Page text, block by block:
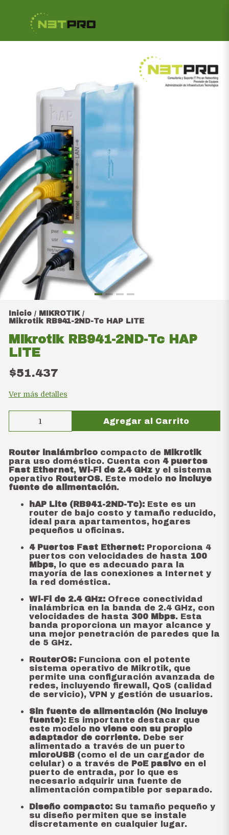
Inicio / MIKROTIK /
Mikrotik RB941-2ND-Tc HAP LITE
Mikrotik RB941-2ND-Tc HAP
LITE
$51.437
Ver más detalles
Agregar al Carrito
Router inalámbricocompacto de Mikrotik
para uso doméstico. Cuenta con 4 puertos
Fast Ethernet, Wi-Fi de 2.4 GHzy el sistema
operativo RouterOS. Este modelo no incluye
fuente de alimentación.
hAP Lite (RB941-2ND-Tc):Este es un
router de bajo costo y tamaño reducido,
ideal para apartamentos, hogares
pequeños u oficinas.
4 Puertos Fast Ethernet:Proporciona 4
puertos con velocidades de hasta 100
Mbps, lo que es adecuado para la
mayoría de las conexiones a Internet y
la red doméstica.
Wi-Fi de 2.4 GHz:Ofrece conectividad
inalámbrica en la banda de 2.4 GHz, con
velocidades de hasta 300 Mbps. Esta
banda proporciona un mayor alcance y
una mejor penetración de paredes que la
de 5 GHz.
RouterOS:Funciona con el potente
sistema operativo de Mikrotik, que
permite una configuración avanzada de
redes, incluyendo firewall, QoS (calidad
de servicio), VPN y gestión de usuarios.
Sin fuente de alimentación (No incluye
fuente):Es importante destacar que
este modelo no viene con su propio
adaptador de corriente. Debe ser
alimentado a través de un puerto
microUSB(como el de un cargador de
celular) o a través de PoE pasivoen el
puerto de entrada, por lo que es
necesario adquirir una fuente de
alimentación compatible por separado.
Diseño compacto:Su tamaño pequeño y
su diseño permiten que se instale
discretamente en cualquier lugar.